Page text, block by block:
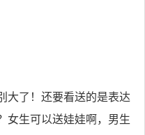
大了！还要看送的是表达
女生可以送娃娃啊，男生